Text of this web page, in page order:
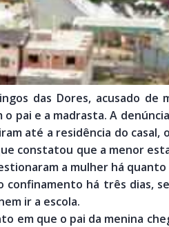
das Dores, acusado de
pai e a madrasta. A
até a residência do casal,
constatou que a menor
a mulher há
há três dias,
ir a escola.
em que o pai da menina